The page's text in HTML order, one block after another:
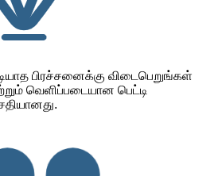
பிரச்சனைக்கு விடைபெறுங்கள்
வெளிப்படையான பெட்டி